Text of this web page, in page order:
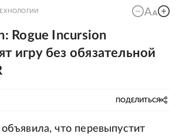
Rogue Incursion
игру без обязательной
ПОДЕЛИТЬСЯ
что перевыпустит